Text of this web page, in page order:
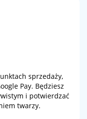
sprzedaży,
Pay. Będziesz
i potwierdzać
twarzy.